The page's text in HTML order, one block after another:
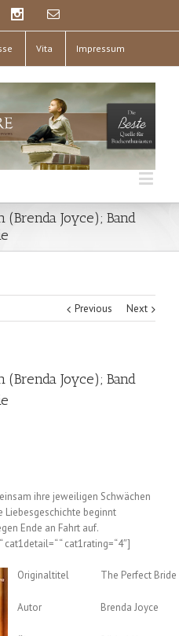
Vita Impressum
Joyce); Band
Previous Next
Joyce); Band
ihre jeweiligen Schwächen
Liebesgeschichte beginnt
Ende an Fahrt auf.
“ cat1rating=“4″]
Originaltitel The Perfect Bride
Autor Brenda Joyce